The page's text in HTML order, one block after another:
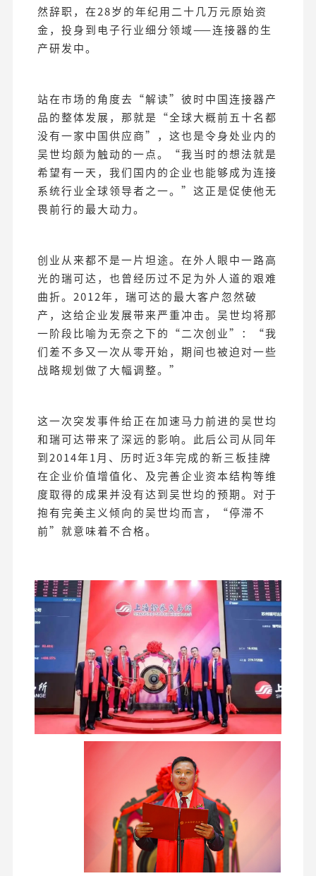
然辞职，在28岁的年纪用二十几万元原始资
金，投身到电子行业细分领域——连接器的生
产研发中。
站在市场的角度去“解读”彼时中国连接器产
品的整体发展，那就是“全球大概前五十名都
没有一家中国供应商”，这也是令身处业内的
吴世均颇为触动的一点。“我当时的想法就是
希望有一天，我们国内的企业也能够成为连接
系统行业全球领导者之一。”这正是促使他无
畏前行的最大动力。
创业从来都不是一片坦途。在外人眼中一路高
光的瑞可达，也曾经历过不足为外人道的艰难
曲折。2012年，瑞可达的最大客户忽然破
产，这给企业发展带来严重冲击。吴世均将那
一阶段比喻为无奈之下的“二次创业”：“我
们差不多又一次从零开始，期间也被迫对一些
战略规划做了大幅调整。”
这一次突发事件给正在加速马力前进的吴世均
和瑞可达带来了深远的影响。此后公司从同年
到2014年1月、历时近3年完成的新三板挂牌
在企业价值增值化、及完善企业资本结构等维
度取得的成果并没有达到吴世均的预期。对于
抱有完美主义倾向的吴世均而言，“停滞不
前”就意味着不合格。